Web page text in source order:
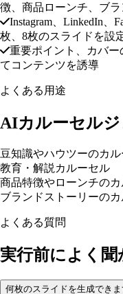
徴、商品ローンチ、ブ
Instagram、LinkedIn、
枚、8枚のスライドを設
重要ポイント、カバ
てコンテンツを誘導
よくある用途
AIカルーセル
豆知識やハウツーのカ
教育・解説カルーセル
商品特徴やローンチの
ブランドストーリーの
よくある質問
実行前によく聞
何枚のスライドを生成でき